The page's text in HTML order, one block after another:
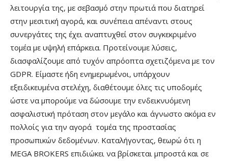
λειτουργία της, με σεβασμό στην πρωτιά που διατηρεί
στην μεσιτική αγορά, και συνέπεια απέναντι στους
συνεργάτες της έχει αναπτυχθεί στον συγκεκριμένο
τομέα με υψηλή επάρκεια. Προτείνουμε λύσεις,
διασφαλίζουμε από τυχόν απρόοπτα σχετιζόμενα με τoν
GDPR. Είμαστε ήδη ενημερωμένοι, υπάρχουν
εξειδικευμένα στελέχη, διαθέτουμε όλες τις υποδομές
ώστε να μπορούμε να δώσουμε την ενδεικνυόμενη
ασφαλιστική πρόταση στον μεγάλο και άγνωστο ακόμα εν
πολλοίς για την αγορά τομέα της προστασίας
προσωπικών δεδομένων. Καταλήγοντας, θεωρώ ότι η
MEGA BROKERS επιδιώκει να βρίσκεται μπροστά και σε